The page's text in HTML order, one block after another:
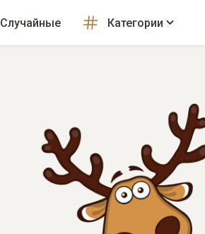
Случайные Категории